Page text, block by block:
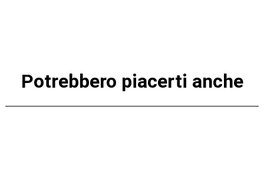
Potrebbero piacerti anche